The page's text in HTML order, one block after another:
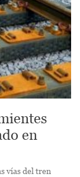
en
vías del tren